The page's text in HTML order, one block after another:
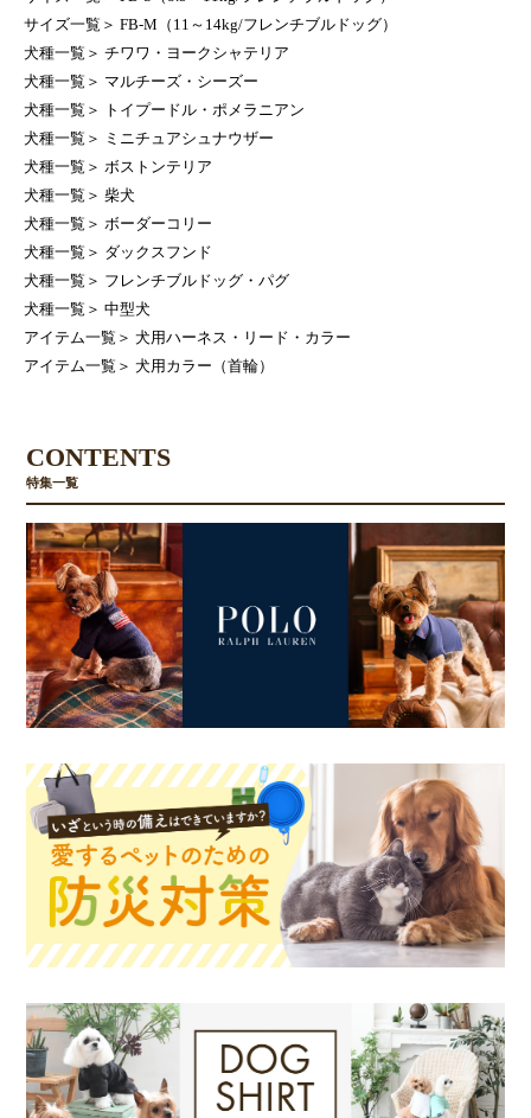
サイズ一覧 ＞ FB-M（11～14kg/フレンチブルドッグ）
犬種一覧 ＞ チワワ・ヨークシャテリア
犬種一覧 ＞ マルチーズ・シーズー
犬種一覧 ＞
トイプードル・ポメラニアン
犬種一覧 ＞
ミニチュアシュナウザー
犬種一覧 ＞ ボストンテリア
犬種一覧 ＞ 柴犬
犬種一覧 ＞ ボーダーコリー
犬種一覧 ＞ ダックスフンド
犬種一覧 ＞ フレンチブルドッグ・パグ
犬種一覧 ＞ 中型犬
アイテム一覧 ＞ 犬用ハーネス・リード・カラー
アイテム一覧 ＞ 犬用カラー（首輪）
CONTENTS
特集一覧